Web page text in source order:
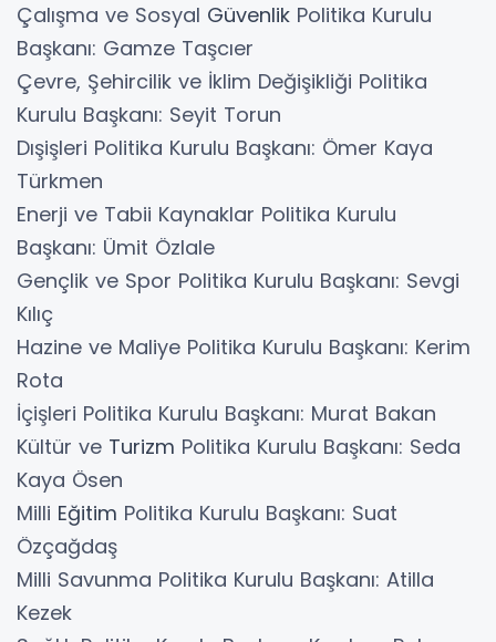
Çalışma ve Sosyal Güvenlik Politika Kurulu
Başkanı: Gamze Taşcıer
Çevre, Şehircilik ve İklim Değişikliği Politika
Kurulu Başkanı: Seyit Torun
Dışişleri Politika Kurulu Başkanı: Ömer Kaya
Türkmen
Enerji ve Tabii Kaynaklar Politika Kurulu
Başkanı: Ümit Özlale
Gençlik ve Spor Politika Kurulu Başkanı: Sevgi
Kılıç
Hazine ve Maliye Politika Kurulu Başkanı: Kerim
Rota
İçişleri Politika Kurulu Başkanı: Murat Bakan
Kültür ve Turizm Politika Kurulu Başkanı: Seda
Kaya Ösen
Milli Eğitim Politika Kurulu Başkanı: Suat
Özçağdaş
Milli Savunma Politika Kurulu Başkanı: Atilla
Kezek